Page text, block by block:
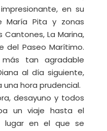
en su
María Pita y zonas
Cantones, La Marina,
del Paseo Marítimo.
tan agradable
al día siguiente,
hora prudencial.
desayuno y todos
un viaje hasta el
lugar en el que se